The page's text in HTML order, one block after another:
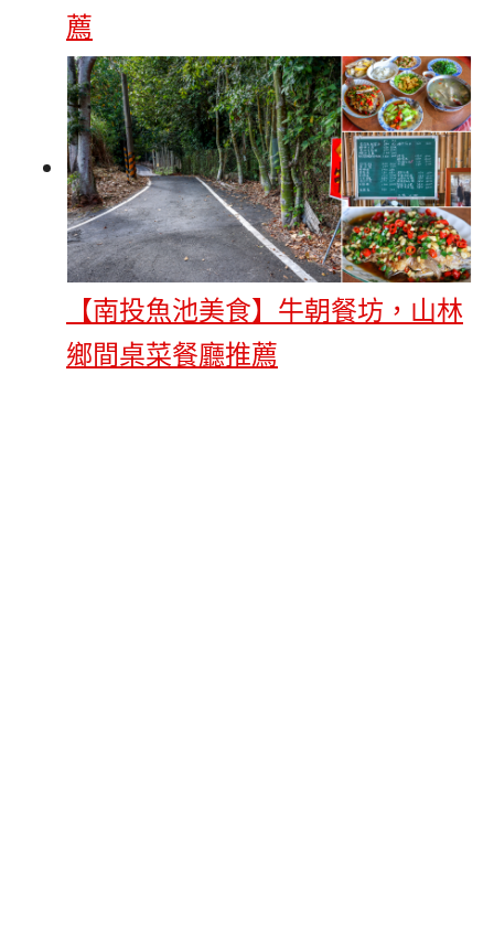
薦
【南投魚池美食】牛朝餐坊，山林
鄉間桌菜餐廳推薦